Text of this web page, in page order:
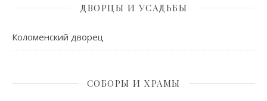
ДВОРЦЫ И УСАДЬБЫ
Коломенский дворец
СОБОРЫ И ХРАМЫ